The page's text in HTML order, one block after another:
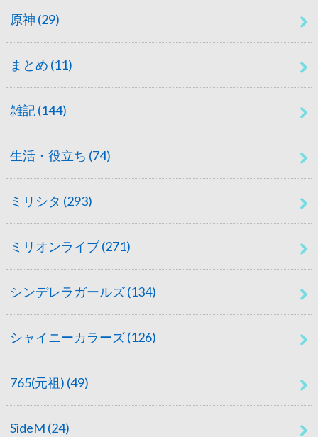
原神 (29)
まとめ (11)
雑記(144)
生活・役立ち (74)
ミリシタ (293)
ミリオンライブ(271)
シンデレラガールズ(134)
シャイニーカラーズ(126)
765(元祖) (49)
SideM (24)